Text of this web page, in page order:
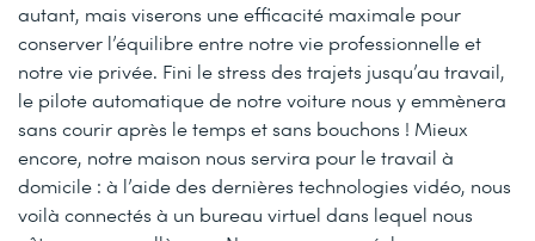
autant, mais viserons une efficacité maximale pour
conserver l’équilibre entre notre vie professionnelle et
notre vie privée. Fini le stress des trajets jusqu’au travail,
le pilote automatique de notre voiture nous y emmènera
sans courir après le temps et sans bouchons ! Mieux
encore, notre maison nous servira pour le travail à
domicile : à l’aide des dernières technologies vidéo, nous
voilà connectés à un bureau virtuel dans lequel nous